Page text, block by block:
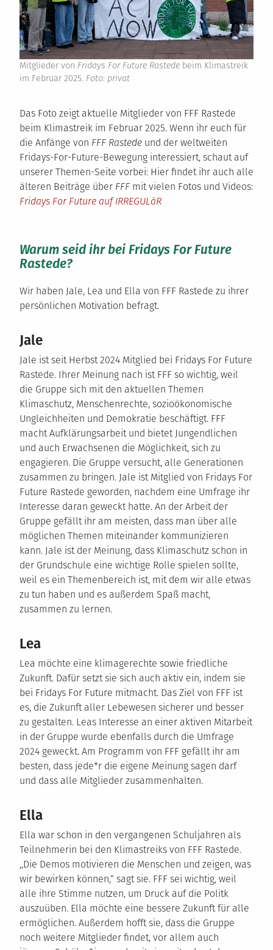
Mitglieder von Fridays For Future Rastede beim Klimastreik
im Februar 2025. Foto: privat
Das Foto zeigt aktuelle Mitglieder von FFF Rastede
beim Klimastreik im Februar 2025. Wenn ihr euch für
die Anfänge von FFF Rastede und der weltweiten
Fridays-For-Future-Bewegung interessiert, schaut auf
unserer Themen-Seite vorbei: Hier findet ihr auch alle
älteren Beiträge über FFF mit vielen Fotos und Videos:
Fridays For Future auf IRREGULäR
Warum seid ihr bei Fridays For Future
Rastede?
Wir haben Jale, Lea und Ella von FFF Rastede zu ihrer
persönlichen Motivation befragt.
Jale
Jale ist seit Herbst 2024 Mitglied bei Fridays For Future
Rastede. Ihrer Meinung nach ist FFF so wichtig, weil
die Gruppe sich mit den aktuellen Themen
Klimaschutz, Menschenrechte, sozioökonomische
Ungleichheiten und Demokratie beschäftigt. FFF
macht Aufklärungsarbeit und bietet Jungendlichen
und auch Erwachsenen die Möglichkeit, sich zu
engagieren. Die Gruppe versucht, alle Generationen
zusammen zu bringen. Jale ist Mitglied von Fridays For
Future Rastede geworden, nachdem eine Umfrage ihr
Interesse daran geweckt hatte. An der Arbeit der
Gruppe gefällt ihr am meisten, dass man über alle
möglichen Themen miteinander kommunizieren
kann. Jale ist der Meinung, dass Klimaschutz schon in
der Grundschule eine wichtige Rolle spielen sollte,
weil es ein Themenbereich ist, mit dem wir alle etwas
zu tun haben und es außerdem Spaß macht,
zusammen zu lernen.
Lea
Lea möchte eine klimagerechte sowie friedliche
Zukunft. Dafür setzt sie sich auch aktiv ein, indem sie
bei Fridays For Future mitmacht. Das Ziel von FFF ist
es, die Zukunft aller Lebewesen sicherer und besser
zu gestalten. Leas Interesse an einer aktiven Mitarbeit
in der Gruppe wurde ebenfalls durch die Umfrage
2024 geweckt. Am Programm von FFF gefällt ihr am
besten, dass jede*r die eigene Meinung sagen darf
und dass alle Mitglieder zusammenhalten.
Ella
Ella war schon in den vergangenen Schuljahren als
Teilnehmerin bei den Klimastreiks von FFF Rastede.
,,Die Demos motivieren die Menschen und zeigen, was
wir bewirken können,“ sagt sie. FFF sei wichtig, weil
alle ihre Stimme nutzen, um Druck auf die Politk
auszuüben. Ella möchte eine bessere Zukunft für alle
ermöglichen. Außerdem hofft sie, dass die Gruppe
noch weitere Mitglieder findet, vor allem auch